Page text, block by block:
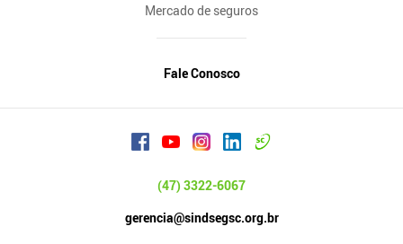
Mercado de seguros
Fale Conosco
(47) 3322-6067
gerencia@sindsegsc.org.br